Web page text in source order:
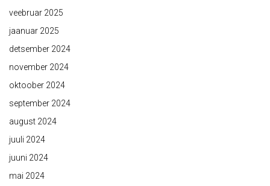
veebruar 2025
jaanuar 2025
detsember 2024
november 2024
oktoober 2024
september 2024
august 2024
juuli 2024
juuni 2024
mai 2024